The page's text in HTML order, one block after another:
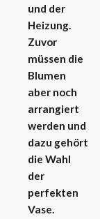
und der
Heizung.
Zuvor
müssen die
Blumen
aber noch
arrangiert
werden und
dazu gehört
die Wahl
der
perfekten
Vase.